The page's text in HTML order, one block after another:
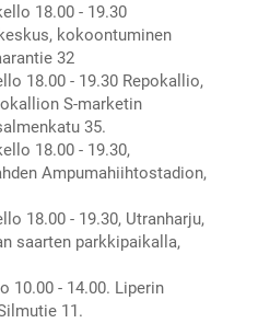
18.00 - 19.30
kokoontuminen
32
18.00 - 19.30 Repokallio,
S-marketin
35.
18.00 - 19.30,
Ampumahiihtostadion,
18.00 - 19.30, Utranharju,
saarten parkkipaikalla,
10.00 - 14.00. Liperin
11.